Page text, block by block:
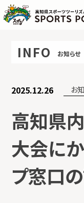
Skip
to
INFO お知らせ
2025.12.26 お
高知県
大会に
プ窓口